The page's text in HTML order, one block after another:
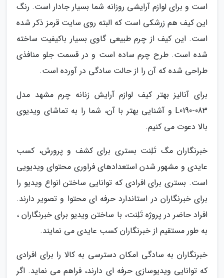
است و برای لوازم آرایشی روزانه شما بسیار جادار است. رنگ
این کیف هم زرشکی است که البته روی سایت قرمز ذکر شده
است. این کیف از چرم طبیعی گاوی بسیار باکیفیت ساخته
شده است. طرح چرم ساده است و در قسمت جلو منافذی
طراحی شده که آن را از حالت سادگی در آورده است.
برای آنالیز بهتر کیف لوازم آرایش زنانه چرم مشهد مدل
L0190-083 و آشنایی بهتر با آن، شما را به تماشای ویدیوی
بالا دعوت می کنیم.
خبرنگاران مگ تَلِنت بستری برای کشف و پرورش، کسب
عایدی و مشهور شدن استعدادهای فراوری محتوای ویدیویی
است. بستری برای افرادی که توانایی ساختن انواع ویدیو را
برای خبرنگاران در استاندارد حرفه ای محتوا و تصویر دارند.
افراد حاضر در پروژه تَلِنت، با ساختن ویدیو برای خبرنگاران ،
به طور مستقیم از خبرنگاران کسب عایدی می نمایند.
خبرنگاران به سادگی امکان دسترسی به کالا را برای افرادی
که توانایی ویدیوسازی حرفه ای دارند، فراهم می نماید. اگر